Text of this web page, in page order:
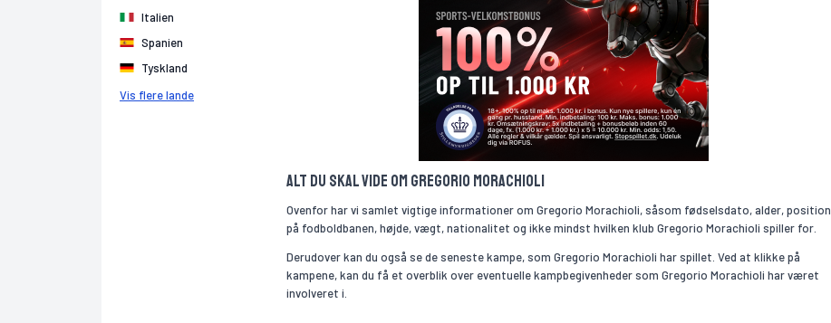
Italien
Spanien
Tyskland
Vis flere lande
Alt du skal vide om Gregorio Morachioli
Ovenfor har vi samlet vigtige informationer om Gregorio Morachioli, såsom fødselsdato, alder, position
på fodboldbanen, højde, vægt, nationalitet og ikke mindst hvilken klub Gregorio Morachioli spiller for.
Derudover kan du også se de seneste kampe, som Gregorio Morachioli har spillet. Ved at klikke på
kampene, kan du få et overblik over eventuelle kampbegivenheder som Gregorio Morachioli har været
involveret i.